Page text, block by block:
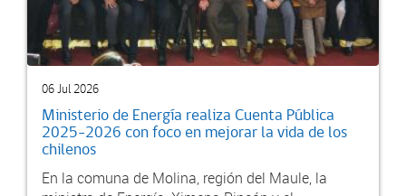
06 Jul 2026
Ministerio de Energía realiza Cuenta Pública
2025-2026 con foco en mejorar la vida de los
chilenos
En la comuna de Molina, región del Maule, la